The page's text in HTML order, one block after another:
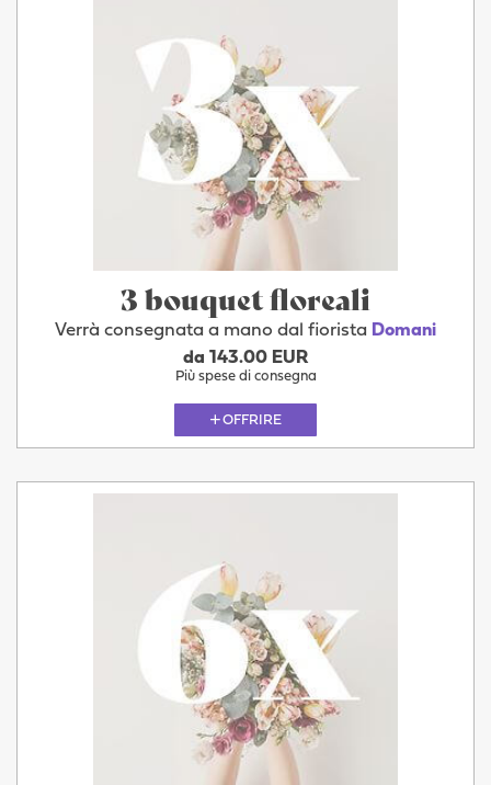
3 bouquet floreali
Verrà consegnata a mano dal fiorista Domani
da 143.00 EUR
Più spese di consegna
OFFRIRE